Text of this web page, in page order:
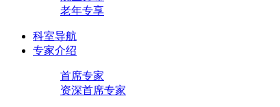
老年专享
科室导航
专家介绍
首席专家
资深首席专家